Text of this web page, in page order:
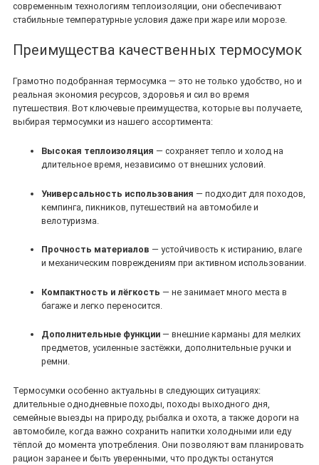
современным технологиям теплоизоляции, они обеспечивают
стабильные температурные условия даже при жаре или морозе.
Преимущества качественных термосумок
Грамотно подобранная термосумка — это не только удобство, но и
реальная экономия ресурсов, здоровья и сил во время
путешествия. Вот ключевые преимущества, которые вы получаете,
выбирая термосумки из нашего ассортимента:
Высокая теплоизоляция — сохраняет тепло и холод на
длительное время, независимо от внешних условий.
Универсальность использования — подходит для походов,
кемпинга, пикников, путешествий на автомобиле и
велотуризма.
Прочность материалов — устойчивость к истиранию, влаге
и механическим повреждениям при активном использовании.
Компактность и лёгкость — не занимает много места в
багаже и легко переносится.
Дополнительные функции — внешние карманы для мелких
предметов, усиленные застёжки, дополнительные ручки и
ремни.
Термосумки особенно актуальны в следующих ситуациях:
длительные однодневные походы, походы выходного дня,
семейные выезды на природу, рыбалка и охота, а также дороги на
автомобиле, когда важно сохранить напитки холодными или еду
тёплой до момента употребления. Они позволяют вам планировать
рацион заранее и быть уверенными, что продукты останутся